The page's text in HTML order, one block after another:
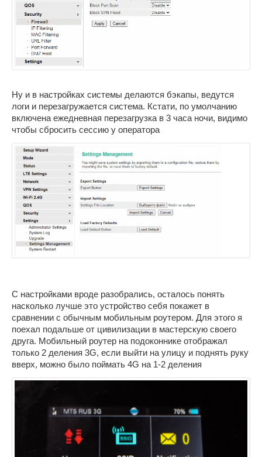
Ну и в настройках системы делаются бэкапы, ведутся
логи и перезагружается система. Кстати, по умолчанию
включена ежедневная перезагрузка в 3 часа ночи, видимо
чтобы сбросить сессию у оператора
С настройками вроде разобрались, осталось понять
насколько лучше это устройство себя покажет в
сравнении с обычным мобильным роутером. Для этого я
поехал подальше от цивилизации в мастерскую своего
друга. Мобильный роутер на подоконнике отображал
только 2 деления 3G, если выйти на улицу и поднять руку
вверх, можно было поймать 4G на 1-2 деления